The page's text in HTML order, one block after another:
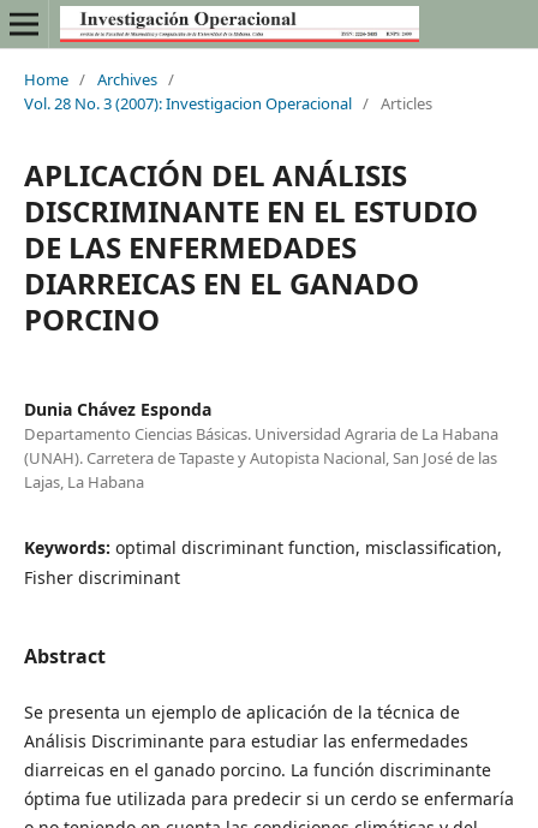
Home / Archives /
Vol. 28 No. 3 (2007): Investigacion Operacional / Articles
APLICACIÓN DEL ANÁLISIS
DISCRIMINANTE EN EL ESTUDIO
DE LAS ENFERMEDADES
DIARREICAS EN EL GANADO
PORCINO
Dunia Chávez Esponda
Departamento Ciencias Básicas. Universidad Agraria de La Habana
(UNAH). Carretera de Tapaste y Autopista Nacional, San José de las
Lajas, La Habana
Keywords: optimal discriminant function, misclassification,
Fisher discriminant
Abstract
Se presenta un ejemplo de aplicación de la técnica de
Análisis Discriminante para estudiar las enfermedades
diarreicas en el ganado porcino. La función discriminante
óptima fue utilizada para predecir si un cerdo se enfermaría